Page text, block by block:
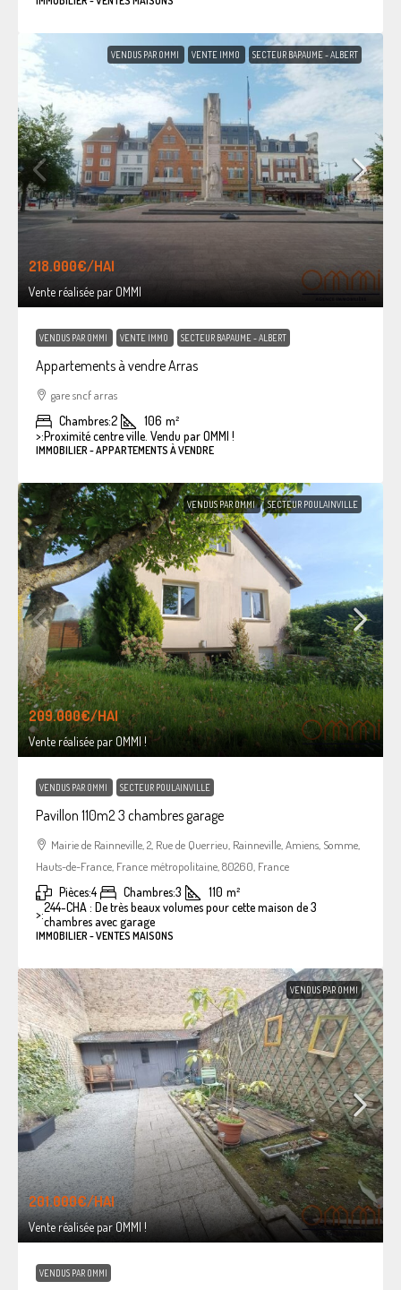
VENDUS PAR OMMI VENTE IMMO SECTEUR BAPAUME - ALBERT
218.000€/HAI
Vente réalisée par OMMI
VENDUS PAR OMMI VENTE IMMO SECTEUR BAPAUME - ALBERT
Appartements à vendre Arras
gare sncf arras
Chambres:2 106 m²
>:Proximité centre ville. Vendu par OMMI !
IMMOBILIER - APPARTEMENTS À VENDRE
VENDUS PAR OMMI SECTEUR POULAINVILLE
209.000€/HAI
Vente réalisée par OMMI !
VENDUS PAR OMMI SECTEUR POULAINVILLE
Pavillon 110m2 3 chambres garage
Mairie de Rainneville, 2, Rue de Querrieu, Rainneville, Amiens, Somme,
Hauts-de-France, France métropolitaine, 80260, France
Pièces:4 Chambres:3 110 m²
>:244-CHA : De très beaux volumes pour cette maison de 3
chambres avec garage
IMMOBILIER - VENTES MAISONS
VENDUS PAR OMMI
201.000€/HAI
Vente réalisée par OMMI !
VENDUS PAR OMMI